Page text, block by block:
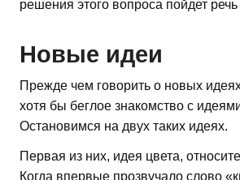
решения этого вопроса пойдет
Новые идеи
Прежде чем говорить о новых
хотя бы беглое знакомство с
Остановимся на двух таких идеях.
Первая из них, идея цвета,
Когда впервые прозвучало слово